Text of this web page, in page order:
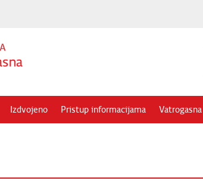
Izdvojeno Pristup informacijama